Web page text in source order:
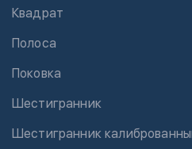
Квадрат
Полоса
Поковка
Шестигранник
Шестигранник